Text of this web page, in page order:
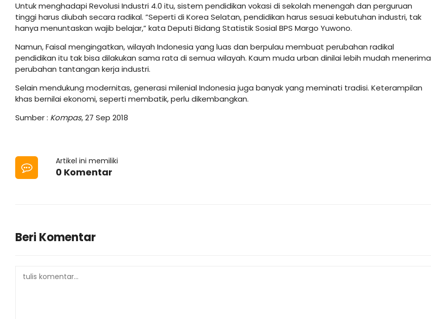
Untuk menghadapi Revolusi Industri 4.0 itu, sistem pendidikan vokasi di sekolah menengah dan perguruan
tinggi harus diubah secara radikal. ”Seperti di Korea Selatan, pendidikan harus sesuai kebutuhan industri, tak
hanya menuntaskan wajib belajar,” kata Deputi Bidang Statistik Sosial BPS Margo Yuwono.
Namun, Faisal mengingatkan, wilayah Indonesia yang luas dan berpulau membuat perubahan radikal
pendidikan itu tak bisa dilakukan sama rata di semua wilayah. Kaum muda urban dinilai lebih mudah menerima
perubahan tantangan kerja industri.
Selain mendukung modernitas, generasi milenial Indonesia juga banyak yang meminati tradisi. Keterampilan
khas bernilai ekonomi, seperti membatik, perlu dikembangkan.
Sumber : Kompas, 27 Sep 2018
Artikel ini memiliki
0 Komentar
Beri Komentar